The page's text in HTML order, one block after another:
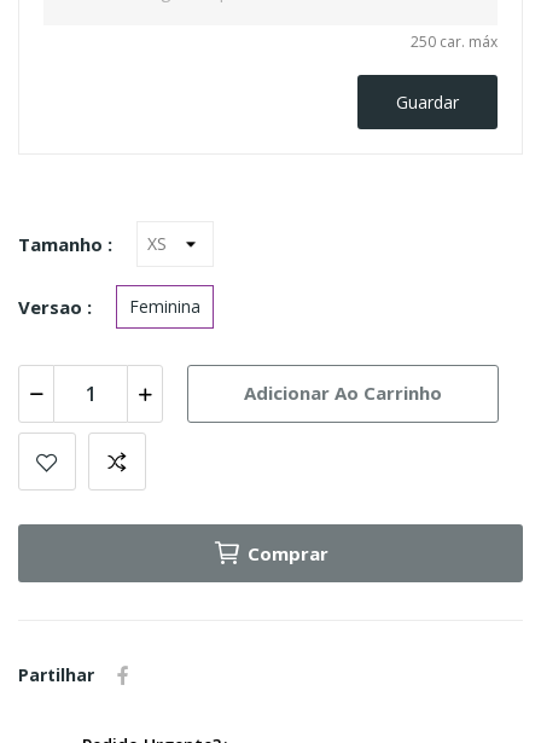
250 car. máx
Guardar
Tamanho :
Versao : Feminina
Adicionar Ao Carrinho
Comprar
Partilhar